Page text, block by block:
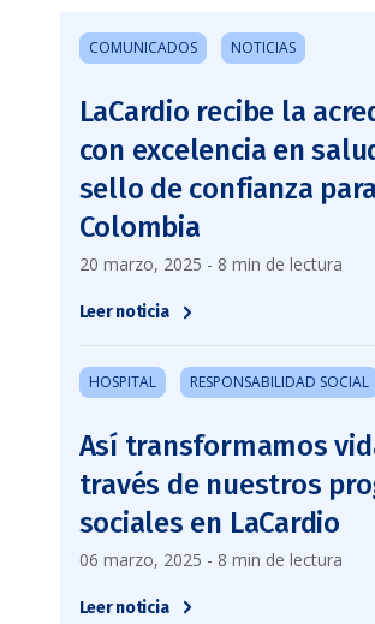
COMUNICADOS NOTICIAS
LaCardio recibe la
con excelencia en
sello de confianza para
Colombia
20 marzo, 2025 - 8 min de lectura
Leer noticia
HOSPITAL RESPONSABILIDAD SOCIAL
Así transformamos
través de nuestros
sociales en LaCardio
06 marzo, 2025 - 8 min de lectura
Leer noticia